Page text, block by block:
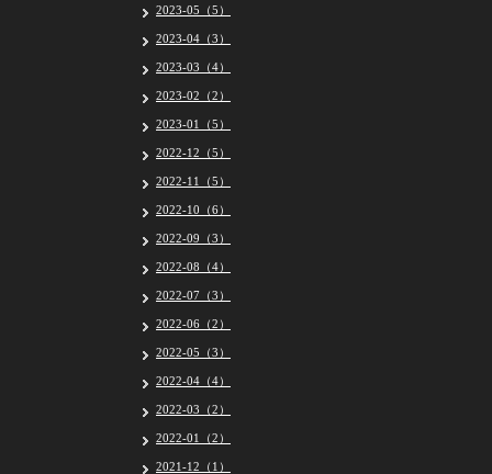
2023-05（5）
2023-04（3）
2023-03（4）
2023-02（2）
2023-01（5）
2022-12（5）
2022-11（5）
2022-10（6）
2022-09（3）
2022-08（4）
2022-07（3）
2022-06（2）
2022-05（3）
2022-04（4）
2022-03（2）
2022-01（2）
2021-12（1）